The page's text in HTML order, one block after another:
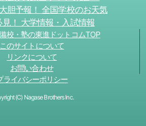
胆予報！ 全国学校のお天気
見！ 大学情報・入試情報
校・塾の東進ドットコムTOP
このサイトについて
リンクについて
お問い合わせ
ライバシーポリシー
(C) Nagase Brothers Inc.